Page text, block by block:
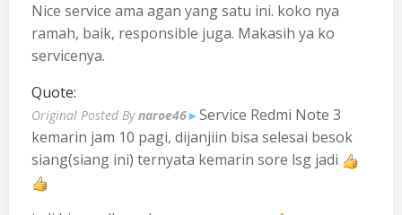
Nice service ama agan yang satu ini. koko nya
ramah, baik, responsible juga. Makasih ya ko
servicenya.
Quote:
Original Posted Bynaroe46►Service Redmi Note 3
kemarin jam 10 pagi, dijanjiin bisa selesai besok
siang(siang ini) ternyata kemarin sore lsg jadi